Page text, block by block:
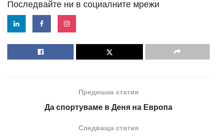
Последвайте ни в социалните мрежи
Предишна статия
Да спортуваме в Деня на Европа
Следваща статия